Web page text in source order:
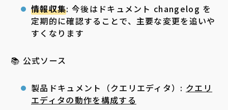
情報収集: 今後はドキュメント changelog を
定期的に確認することで、主要な変更を追いや
すくなります
📚 公式ソース
製品ドキュメント（クエリエディタ）: クエリ
エディタの動作を構成する